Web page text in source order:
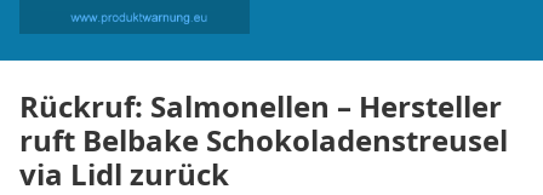
Rückruf: Salmonellen – Hersteller
ruft Belbake Schokoladenstreusel
via Lidl zurück